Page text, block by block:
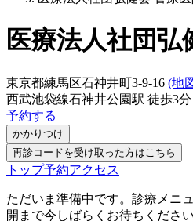
医療法人社団弘
東京都練馬区石神井町3-9-16 (地
西武池袋線石神井公園駅 徒歩3分
予約する
かかりつけ
再診コードを受け取った方はこちら
トップ予約アクセス
ただいま準備中です。診療メニ
開まで今しばらくお待ちください